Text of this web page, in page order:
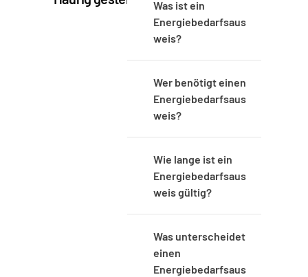
Was ist ein
Energiebedarfsaus
weis?
Wer benötigt einen
Energiebedarfsaus
weis?
Wie lange ist ein
Energiebedarfsaus
weis gültig?
Was unterscheidet
einen
Energiebedarfsaus